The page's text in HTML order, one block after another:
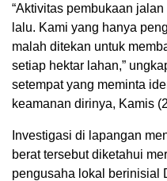
“Aktivitas pembukaan
lalu. Kami yang hanya
malah ditekan untuk
setiap hektar lahan,”
setempat yang meminta
keamanan dirinya, Kamis
Investigasi di lapangan
berat tersebut diketahui
pengusaha lokal berinisial